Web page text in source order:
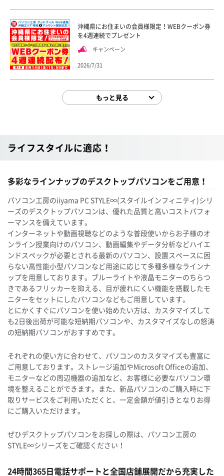
沖縄県にお住まいの会員様限定！WEBクーポン券
を4週連続でプレゼント
キャンペーン
2026/7/31
もっと見る
ライフスタイルに適応！
多彩なラインナップのデスクトップパソコンをご用意！
パソコン工房のiiyama PC STYLE∞(スタイルインフィニティ)シリ
ーズのデスクトップパソコンは、優れた品質と高いコストパフォ
ーマンスを備えています。
インターネットや動画視聴などのような普段使いからお子様のオ
ンライン授業向けのパソコン、動画編集やデータ分析などハイエ
ンドスペックが必要とされる最新のパソコン、設置スペースに困
らない高性能小型パソコンなど用途に応じて多種多様なラインナ
ップを用意しております。ブルーライトや液晶モニターのちらつ
きであるフリッカーを抑える、目が疲れにくい機能を搭載したモ
ニターをセットにしたパソコンなどもご用意しています。
とにかくすぐにパソコンを使い始めたい方は、カスタマイズして
も2日後出荷が可能な短納期パソコンや、カスタマイズなしの怒涛
の短納期パソコンがおすすめです。
それぞれの使い方に合わせて、パソコンのカスタマイズも豊富に
ご用意しております。ストレージ追加やMicrosoft Officeの追加、
モニターなどの周辺機器の追加など、お客様に必要なパソコン環
境を整えることができます。また、新品パソコンのご購入時に下
取りサービスをご利用いただくと、一定金額が値引きとなりお得
にご購入いただけます。
ぜひデスクトップパソコンをお探しの際は、パソコン工房の
STYLE∞シリーズをご確認ください！
24時間365日電話サポートと全国店舗展開だから充実した